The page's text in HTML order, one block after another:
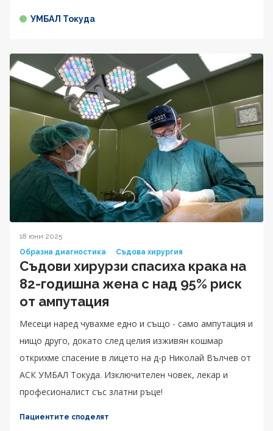
УМБАЛ Токуда
18 юни 2025
Образна диагностика
Съдова хирургия
Съдови хирурзи спасиха крака на
82-годишна жена с над 95% риск
от ампутация
Месеци наред чувахме едно и също - само ампутация и
нищо друго, докато след целия изживян кошмар
открихме спасение в лицето на д-р Николай Вълчев от
АСК УМБАЛ Токуда. Изключителен човек, лекар и
професионалист със златни ръце!
Пациентите споделят